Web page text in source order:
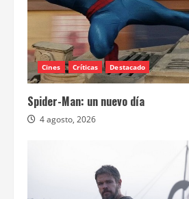
Cines Críticas Destacado
Spider-Man: un nuevo día
4 agosto, 2026